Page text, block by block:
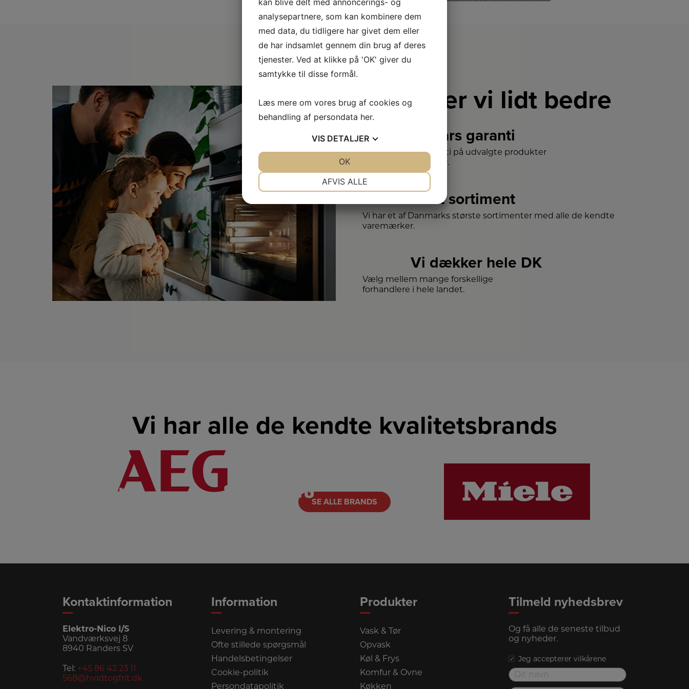
Derfor er vi lidt bedre
2+2 års garanti
Vi har udvidet garanti på udvalgte produkter
– så du er sikret i 4 år.
Stort sortiment
Vi har et af Danmarks største sortimenter med alle de kendte
varemærker.
Vi dækker hele DK
Vælg mellem mange forskellige
forhandlere i hele landet.
Vi har alle de kendte kvalitetsbrands
LINK
LINK
SE ALLE BRANDS
Kontaktinformation
Elektro-Nico I/S
Vandværksvej 8
8940 Randers SV
Tel: +45 86 42 23 11
568@hvidtogfrit.dk
Information
Levering & montering
Ofte stillede spørgsmål
Handelsbetingelser
Cookie-politik
Persondatapolitik
Produkter
Vask & Tør
Opvask
Køl & Frys
Komfur & Ovne
Køkken
Tilmeld nyhedsbrev
Og få alle de seneste tilbud
og nyheder.
Jeg accepterer vilkårene
kan blive delt med annoncerings- og
analysepartnere, som kan kombinere dem
med data, du tidligere har givet dem eller
de har indsamlet gennem din brug af deres
tjenester. Ved at klikke på 'OK' giver du
samtykke til disse formål.
Læs mere om vores brug af cookies og
behandling af persondata her.
VIS DETALJER
MARKETING STATISTIK
AFVIS ALLE
OK